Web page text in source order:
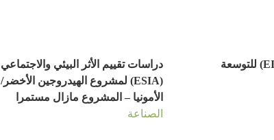
تقييم الأثر البيئي (EIA) للتوسعة
دراسات تقييم الأثر البيئي والاجتماعي
(ESIA) لمشروع الهيدروجين الأخضر/
الأمونيا – المشروع مازال مستمرا
الصناعة